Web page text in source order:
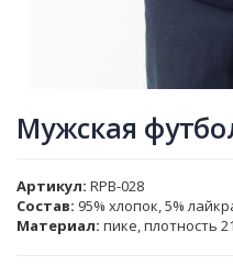
Мужская
Артикул RPB-028
Состав: 95% хлопок, 5%
Материал: пике, плотность